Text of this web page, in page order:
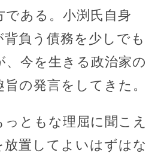
である。小渕氏自身
背負う債務を少しでも
今を生きる政治家の
の発言をしてきた。
ともな理屈に聞こえ
放置してよいはずはな